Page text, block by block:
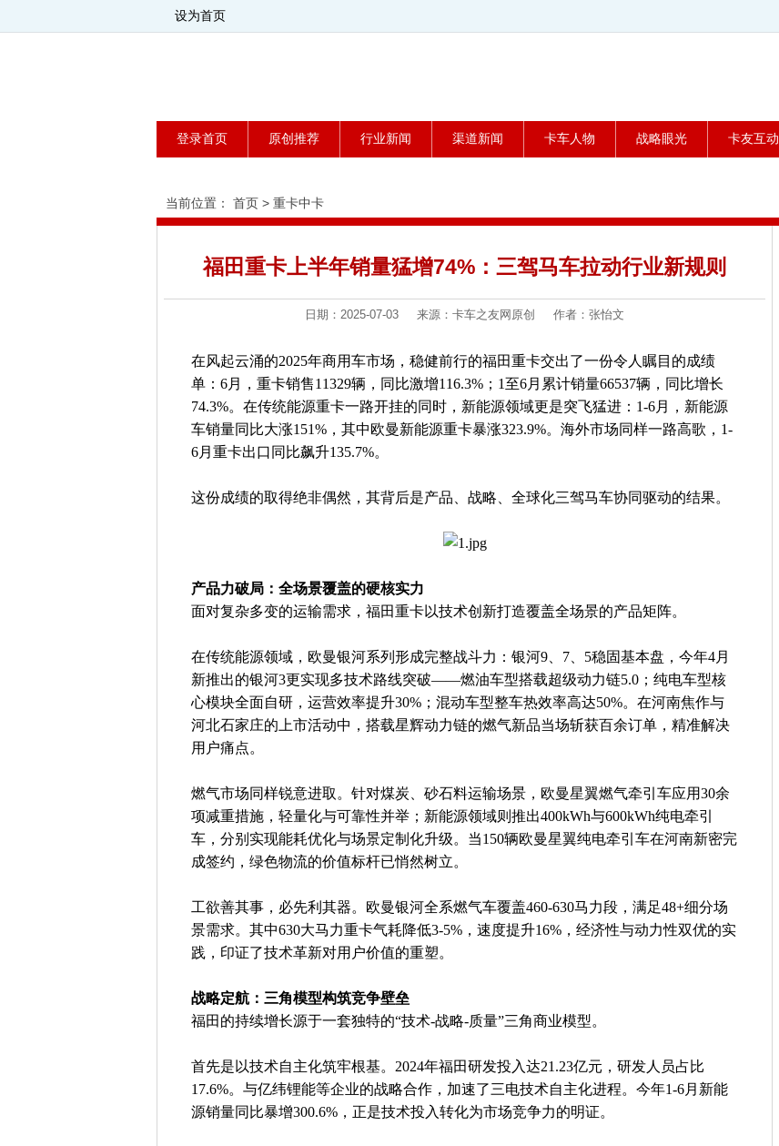
设为首页
登录首页 原创推荐 行业新闻 渠道新闻 卡车人物 战略眼光 卡友互动
当前位置： 首页 > 重卡中卡
福田重卡上半年销量猛增74%：三驾马车拉动行业新规则
日期：2025-07-03 来源：卡车之友网原创 作者：张怡文
在风起云涌的2025年商用车市场，稳健前行的福田重卡交出了一份令人瞩目的成绩
单：6月，重卡销售11329辆，同比激增116.3%；1至6月累计销量66537辆，同比增长
74.3%。在传统能源重卡一路开挂的同时，新能源领域更是突飞猛进：1-6月，新能源
车销量同比大涨151%，其中欧曼新能源重卡暴涨323.9%。海外市场同样一路高歌，1-
6月重卡出口同比飙升135.7%。
这份成绩的取得绝非偶然，其背后是产品、战略、全球化三驾马车协同驱动的结果。
产品力破局：全场景覆盖的硬核实力
面对复杂多变的运输需求，福田重卡以技术创新打造覆盖全场景的产品矩阵。
在传统能源领域，欧曼银河系列形成完整战斗力：银河9、7、5稳固基本盘，今年4月
新推出的银河3更实现多技术路线突破——燃油车型搭载超级动力链5.0；纯电车型核
心模块全面自研，运营效率提升30%；混动车型整车热效率高达50%。在河南焦作与
河北石家庄的上市活动中，搭载星辉动力链的燃气新品当场斩获百余订单，精准解决
用户痛点。
燃气市场同样锐意进取。针对煤炭、砂石料运输场景，欧曼星翼燃气牵引车应用30余
项减重措施，轻量化与可靠性并举；新能源领域则推出400kWh与600kWh纯电牵引
车，分别实现能耗优化与场景定制化升级。当150辆欧曼星翼纯电牵引车在河南新密完
成签约，绿色物流的价值标杆已悄然树立。
工欲善其事，必先利其器。欧曼银河全系燃气车覆盖460-630马力段，满足48+细分场
景需求。其中630大马力重卡气耗降低3-5%，速度提升16%，经济性与动力性双优的实
践，印证了技术革新对用户价值的重塑。
战略定航：三角模型构筑竞争壁垒
福田的持续增长源于一套独特的“技术-战略-质量”三角商业模型。
首先是以技术自主化筑牢根基。2024年福田研发投入达21.23亿元，研发人员占比
17.6%。与亿纬锂能等企业的战略合作，加速了三电技术自主化进程。今年1-6月新能
源销量同比暴增300.6%，正是技术投入转化为市场竞争力的明证。